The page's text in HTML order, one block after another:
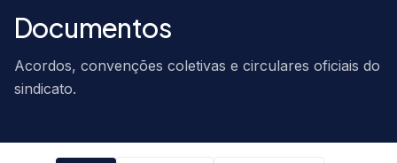
Documentos
Acordos, convenções coletivas e circulares oficiais do
sindicato.